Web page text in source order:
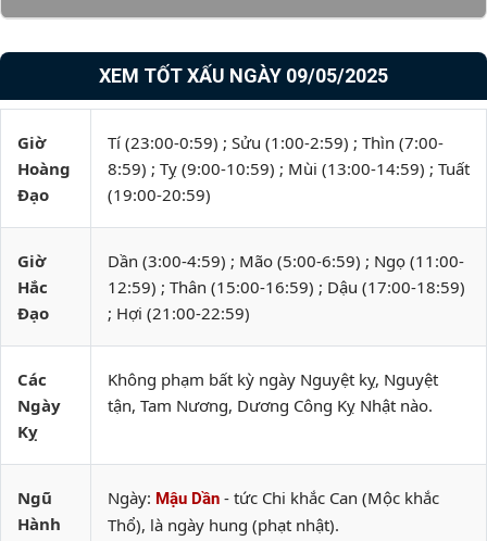
XEM TỐT XẤU NGÀY 09/05/2025
Giờ
Hoàng
Đạo
Tí (23:00-0:59) ; Sửu (1:00-2:59) ; Thìn (7:00-
8:59) ; Tỵ (9:00-10:59) ; Mùi (13:00-14:59) ; Tuất
(19:00-20:59)
Giờ
Hắc
Đạo
Dần (3:00-4:59) ; Mão (5:00-6:59) ; Ngọ (11:00-
12:59) ; Thân (15:00-16:59) ; Dậu (17:00-18:59)
; Hợi (21:00-22:59)
Các
Ngày
Kỵ
Không phạm bất kỳ ngày Nguyệt kỵ, Nguyệt
tận, Tam Nương, Dương Công Kỵ Nhật nào.
Ngũ
Hành
Ngày: Mậu Dần - tức Chi khắc Can (Mộc khắc
Thổ), là ngày hung (phạt nhật).